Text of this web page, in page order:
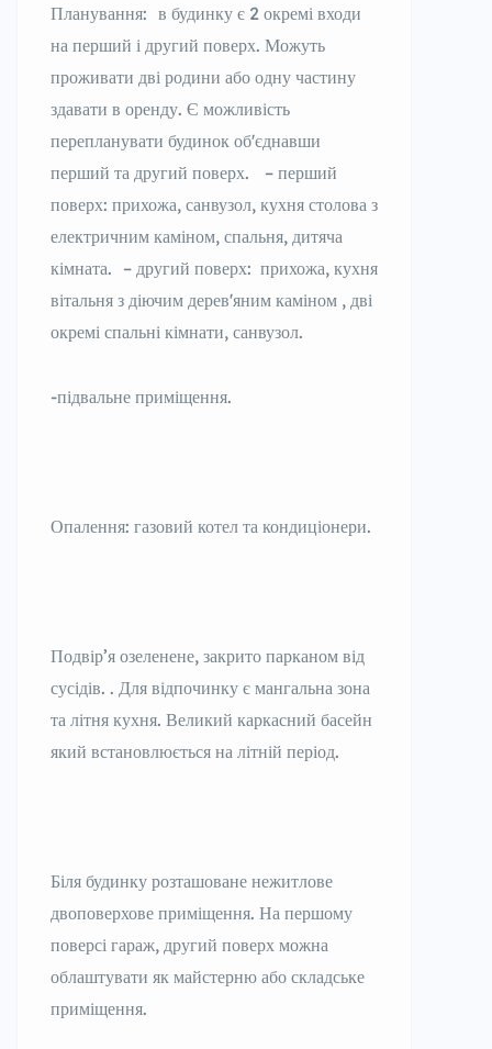
Планування: в будинку є 2 окремі входи
на перший і другий поверх. Можуть
проживати дві родини або одну частину
здавати в оренду. Є можливість
перепланувати будинок обʼєднавши
перший та другий поверх. – перший
поверх: прихожа, санвузол, кухня столова з
електричним каміном, спальня, дитяча
кімната. – другий поверх: прихожа, кухня
вітальня з діючим деревʼяним каміном , дві
окремі спальні кімнати, санвузол.
-підвальне приміщення.
Опалення: газовий котел та кондиціонери.
Подвір’я озеленене, закрито парканом від
сусідів. . Для відпочинку є мангальна зона
та літня кухня. Великий каркасний басейн
який встановлюється на літній період.
Біля будинку розташоване нежитлове
двоповерхове приміщення. На першому
поверсі гараж, другий поверх можна
облаштувати як майстерню або складське
приміщення.